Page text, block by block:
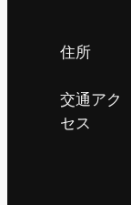
住所
交通アク
セス